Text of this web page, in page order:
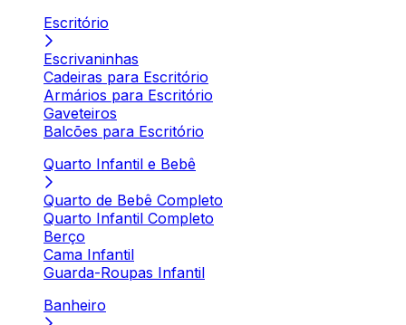
Escritório
Escrivaninhas
Cadeiras para Escritório
Armários para Escritório
Gaveteiros
Balcões para Escritório
Quarto Infantil e Bebê
Quarto de Bebê Completo
Quarto Infantil Completo
Berço
Cama Infantil
Guarda-Roupas Infantil
Banheiro